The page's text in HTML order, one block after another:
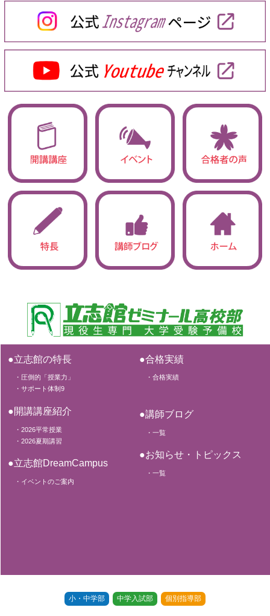
●立志館の特長
・圧倒的「授業力」
・サポート体制9
●開講講座紹介
・2026平常授業
・2026夏期講習
●立志館DreamCampus
・イベントのご案内
●合格実績
・合格実績
●講師ブログ
・一覧
●お知らせ・トピックス
・一覧
小・中学部 中学入試部 個別指導部